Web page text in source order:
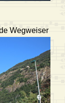
Wegweiser